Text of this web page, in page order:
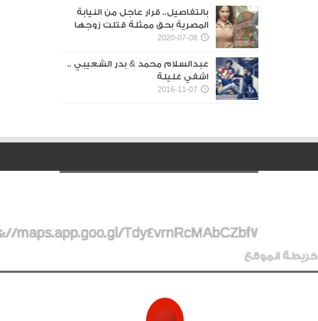
بالتفاصيل.. قرار عاجل من النيابة
المصرية بحق ممثلة قتلت زوجها
2020-07-08
عبدالسلام محمد & بدر الشعيبي ..
اشفي غليلة
2016-11-07
maps.app.goo.gl/Tdy4vrnRcMAbCZbf7
خريطة الموقع